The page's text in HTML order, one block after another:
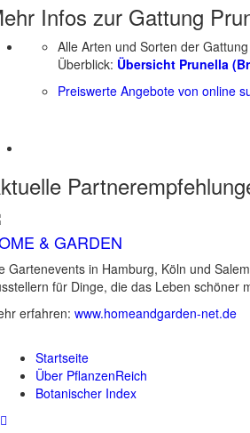
Infos zur Gattung
Alle Arten und Sorten der
Überblick: Übersicht Prunella
Preiswerte Angebote von online
& GARDEN
Gartenevents in Hamburg, Köln und
für Dinge, die das Leben schöner
erfahren: www.homeandgarden-net.de
Startseite
Über PflanzenReich
Botanischer Index